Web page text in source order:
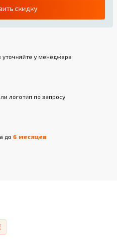
скидку
уточняйте у менеджера
логотип по запросу
до 6 месяцев